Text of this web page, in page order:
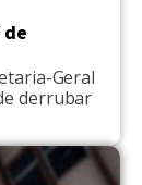
Geral
derrubar